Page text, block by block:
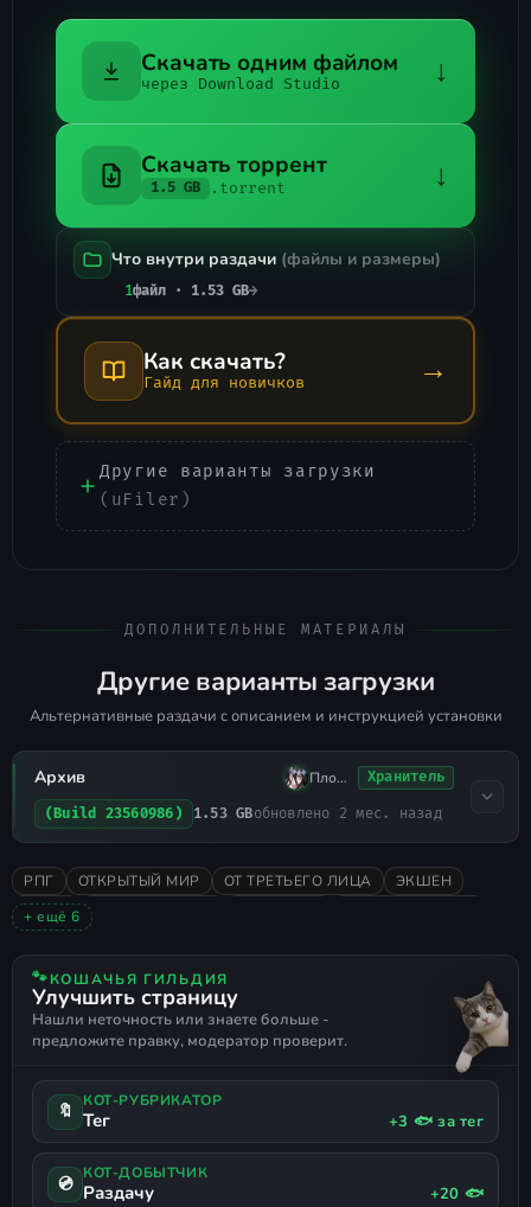
Скачать одним файлом
через Download Studio ↓
Скачать торрент
1.5 GB .torrent ↓
Что внутри раздачи (файлы и размеры)
1файл · 1.53 GB→
Как скачать?
Гайд для новичков →
Другие варианты загрузки
(uFiler)
ДОПОЛНИТЕЛЬНЫЕ МАТЕРИАЛЫ
Другие варианты загрузки
Альтернативные раздачи с описанием и инструкцией установки
Архив Плохо СпалХранитель
(Build 23560986) 1.53 GBобновлено 2 мес. назад
РПГ ОТКРЫТЫЙ МИР ОТ ТРЕТЬЕГО ЛИЦА
ЭКШЕН
ИНДИ
ИССЛЕДОВАНИЕ
+ ещё 6
🐾КОШАЧЬЯ ГИЛЬДИЯ
Улучшить страницу
Нашли неточность или знаете больше -
предложите правку, модератор проверит.
🔖 КОТ-РУБРИКАТОР
Тег +3 🐟 за тег
💿 КОТ-ДОБЫТЧИК
Раздачу +20 🐟